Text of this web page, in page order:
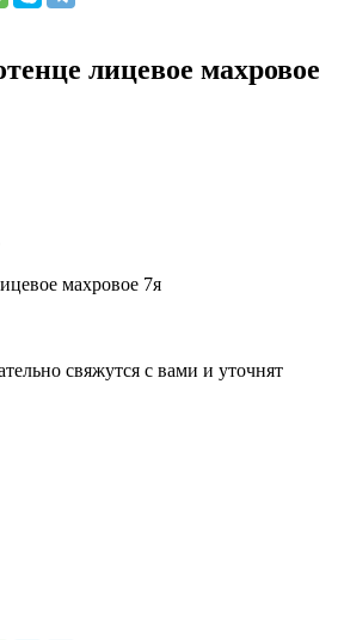
лицевое махровое
махровое 7я
свяжутся с вами и уточнят